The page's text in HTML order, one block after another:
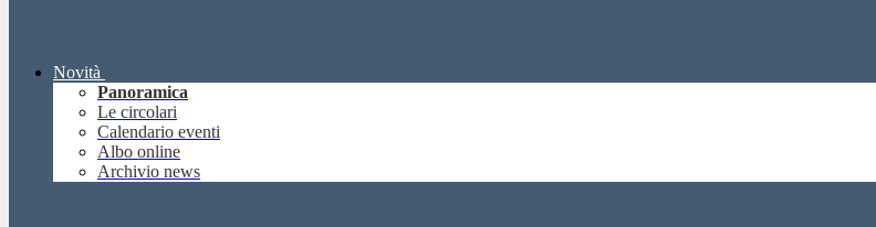
Novità
Panoramica
Le circolari
Calendario eventi
Albo online
Archivio news